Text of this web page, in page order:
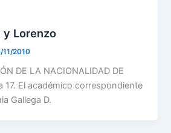
y Lorenzo
11/2010
DE LA NACIONALIDAD DE
17. El académico correspondiente
Gallega D.